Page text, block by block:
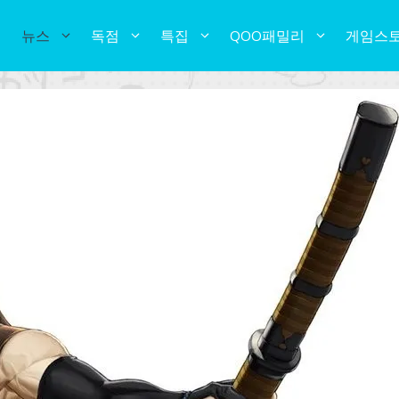
뉴스 독점 특집 QOO패밀리 게임스